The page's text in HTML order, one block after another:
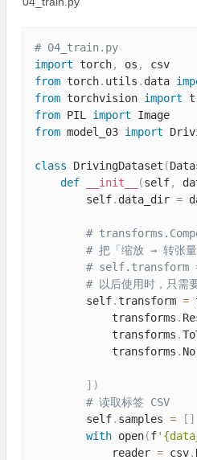
# 04_train.py
import torch, os ,
from torch. utils . data
from torchvision import
from PIL import
from model_03 import
class DrivingDataset (
def
__init__ (self,
        self
. data_dir =
#
# 把「缩放 → 转张量
# self.transform
# 以后使用时，只
        self
. transform =
            transforms
.
            transforms
.
            transforms
.
] )
# 读取标签 CSV
        self
. samples = [ ]
with open(f
            reader
= csv.